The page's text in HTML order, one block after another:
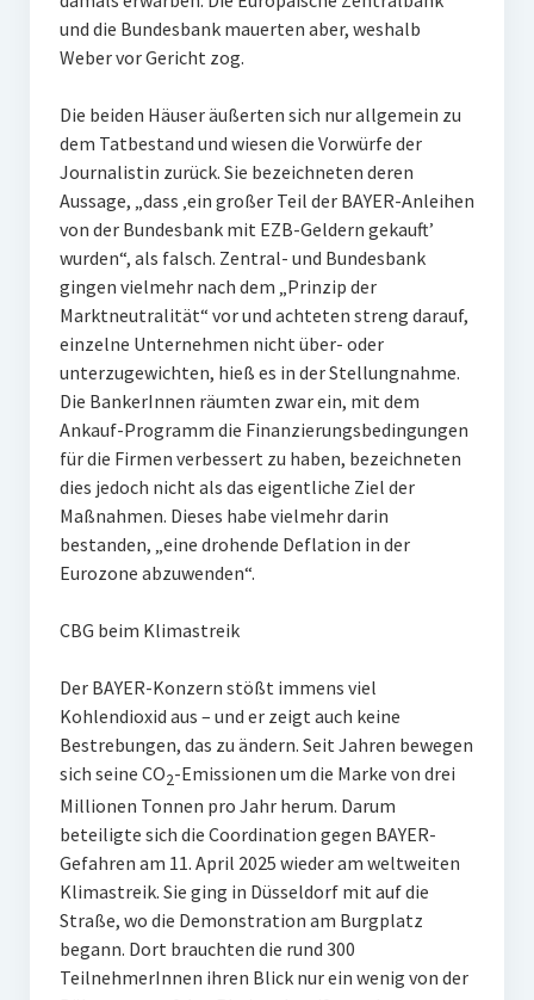
und die Bundesbank mauerten aber, weshalb
Weber vor Gericht zog.
Die beiden Häuser äußerten sich nur allgemein zu
dem Tatbestand und wiesen die Vorwürfe der
Journalistin zurück. Sie bezeichneten deren
Aussage, „dass ‚ein großer Teil der BAYER-Anleihen
von der Bundesbank mit EZB-Geldern gekauft’
wurden“, als falsch. Zentral- und Bundesbank
gingen vielmehr nach dem „Prinzip der
Marktneutralität“ vor und achteten streng darauf,
einzelne Unternehmen nicht über- oder
unterzugewichten, hieß es in der Stellungnahme.
Die BankerInnen räumten zwar ein, mit dem
Ankauf-Programm die Finanzierungsbedingungen
für die Firmen verbessert zu haben, bezeichneten
dies jedoch nicht als das eigentliche Ziel der
Maßnahmen. Dieses habe vielmehr darin
bestanden, „eine drohende Deflation in der
Eurozone abzuwenden“.
CBG beim Klimastreik
Der BAYER-Konzern stößt immens viel
Kohlendioxid aus – und er zeigt auch keine
Bestrebungen, das zu ändern. Seit Jahren bewegen
sich seine CO2-Emissionen um die Marke von drei
Millionen Tonnen pro Jahr herum. Darum
beteiligte sich die Coordination gegen BAYER-
Gefahren am 11. April 2025 wieder am weltweiten
Klimastreik. Sie ging in Düsseldorf mit auf die
Straße, wo die Demonstration am Burgplatz
begann. Dort brauchten die rund 300
TeilnehmerInnen ihren Blick nur ein wenig von der